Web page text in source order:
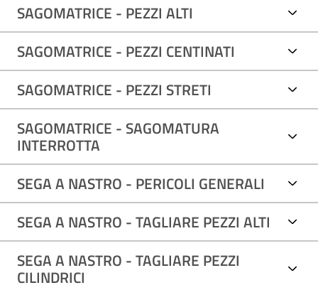
SAGOMATRICE - PEZZI ALTI
SAGOMATRICE - PEZZI CENTINATI
SAGOMATRICE - PEZZI STRETI
SAGOMATRICE - SAGOMATURA
INTERROTTA
SEGA A NASTRO - PERICOLI GENERALI
SEGA A NASTRO - TAGLIARE PEZZI ALTI
SEGA A NASTRO - TAGLIARE PEZZI
CILINDRICI